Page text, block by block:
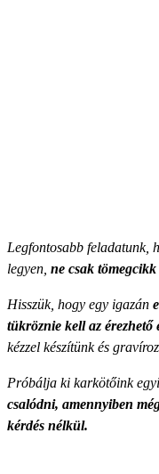
Legfontosabb feladatunk,
legyen, ne csak
Hisszük, hogy egy igazán
tükröznie kell az érezhető
kézzel készítünk és
Próbálja ki karkötőink
csalódni, amennyiben
kérdés nélkül.